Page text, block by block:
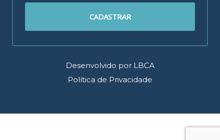
CADASTRAR
Desenvolvido por LBCA
Política de Privacidade